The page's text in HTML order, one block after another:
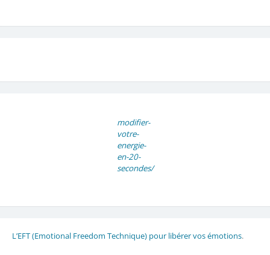
modifier-
votre-
energie-
en-20-
secondes/
L’EFT (Emotional Freedom Technique) pour libérer vos émotions.